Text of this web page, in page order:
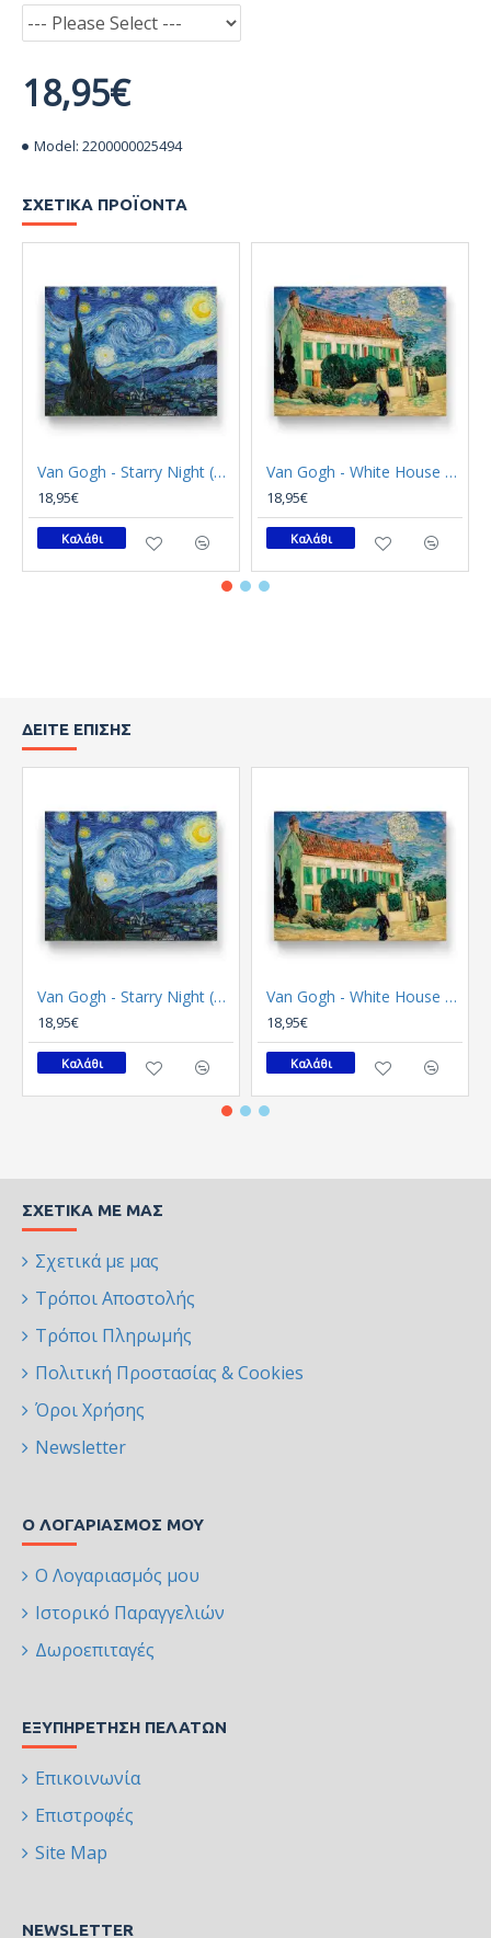
Model: 2200000025494
18,95€
ΣΧΕΤΙΚΆ ΠΡΟΪΌΝΤΑ
Van Gogh - Starry Night (Καμβάς)
18,95€
Καλάθι
Van Gogh - White House at Night (Καμβάς)
18,95€
Καλάθι
ΔΕΊΤΕ ΕΠΊΣΗΣ
Van Gogh - Starry Night (Καμβάς)
18,95€
Καλάθι
Van Gogh - White House at Night (Καμβάς)
18,95€
Καλάθι
ΣΧΕΤΙΚΆ ΜΕ ΜΑΣ
Σχετικά με μας
Τρόποι Αποστολής
Τρόποι Πληρωμής
Πολιτική Προστασίας & Cookies
Όροι Χρήσης
Newsletter
Ο ΛΟΓΑΡΙΑΣΜΌΣ ΜΟΥ
Ο Λογαριασμός μου
Ιστορικό Παραγγελιών
Δωροεπιταγές
ΕΞΥΠΗΡΈΤΗΣΗ ΠΕΛΑΤΏΝ
Επικοινωνία
Επιστροφές
Site Map
NEWSLETTER